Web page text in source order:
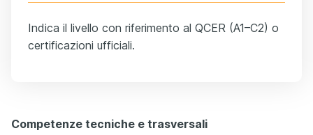
Indica il livello con riferimento al QCER (A1–C2) o
certificazioni ufficiali.
Competenze tecniche e trasversali